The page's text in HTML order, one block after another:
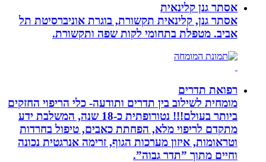
אסתר גנן קלינאית
אסתר גנן, קלינאית תקשורת, בוגרת אוניברסיטת תל
אביב. מטפלת בתחומי לקות שפה ותקשורת.
רפואת תדרים
מומחית לשילוב בין תדרים ותודעה- כלי הריפוי החזקים
ביותר בעולם!!! נטורופתית כ-18 שנה, המשלבת ידע
מתקדם לריפוי מלא, הפחתת כאבים, טיפול בחרדות
וטראומות, איזון מערכות הגוף, זרימה אנרגטית נכונה
וחיים מתוך ”תדר גבוה”.